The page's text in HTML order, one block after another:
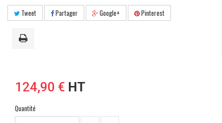
Tweet Partager Google+ Pinterest
124,90 € HT
Quantité